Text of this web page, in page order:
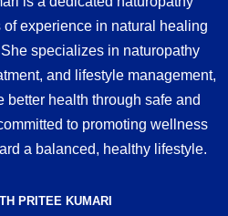
experience in natural healing
specializes in naturopathy
and lifestyle management,
better health through safe and
to promoting wellness
a balanced, healthy lifestyle.
PRITEE KUMARI